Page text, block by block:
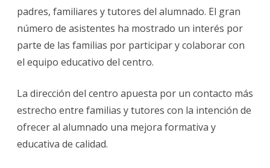
curso
2019-
20
padres, familiares y tutores del alumnado. El gran
número de asistentes ha mostrado un interés por
parte de las familias por participar y colaborar con
el equipo educativo del centro.
La dirección del centro apuesta por un contacto más
estrecho entre familias y tutores con la intención de
ofrecer al alumnado una mejora formativa y
educativa de calidad.